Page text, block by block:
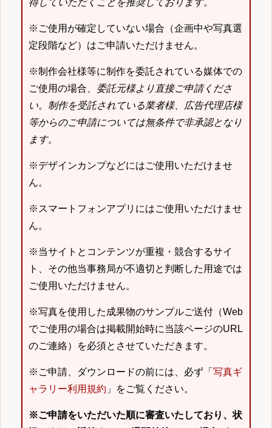
得していただくことを推奨しております。
※ご使用が確定していない場合（企画中や写真選
定段階など）はご申請いただけません。
※制作会社様等に制作を委託されている媒体での
ご使用の場合、 委託元様より直接ご申請くださ
い。 制作を受託されている業者様、広告代理店様
等からのご申請については無条件で非承認となり
ます。
※デザインカンプなどにはご使用いただけませ
ん。
※スマートフォンアプリにはご使用いただけませ
ん。
※当サイトとコンテンツが重複・競合するサイ
ト、その他当事務局が不適切と判断した用途では
ご使用いただけません。
※写真を使用した成果物のサンプルご送付（Web
でご使用の場合は掲載開始時に当該ページのURL
のご連絡）を必須とさせていただきます。
※ご申請、ダウンロードの前には、必ず「 写真ギ
ャラリー利用規約 」をご覧ください。
※ご申請をいただいた順に審査いたしており、状